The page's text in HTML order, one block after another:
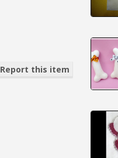
Report this item